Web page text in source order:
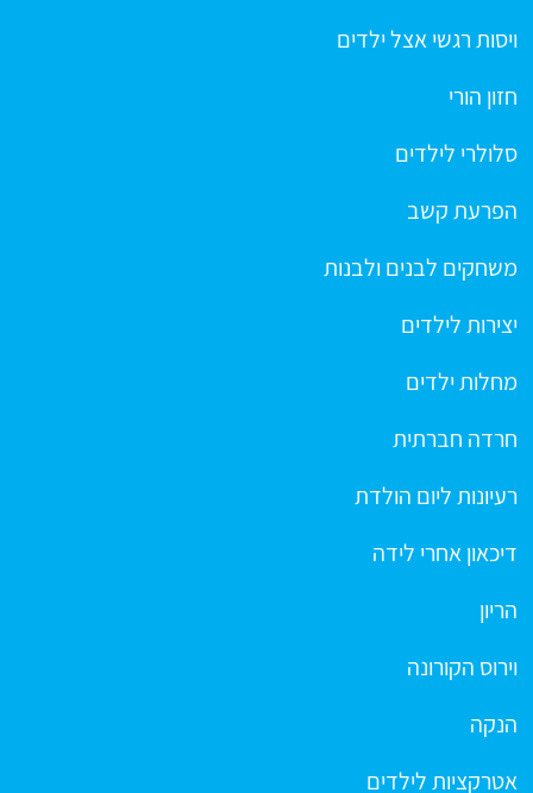
ויסות רגשי אצל ילדים
חזון הורי
סלולרי לילדים
הפרעת קשב
משחקים לבנים ולבנות
יצירות לילדים
מחלות ילדים
חרדה חברתית
רעיונות ליום הולדת
דיכאון אחרי לידה
הריון
וירוס הקורונה
הנקה
אטרקציות לילדים